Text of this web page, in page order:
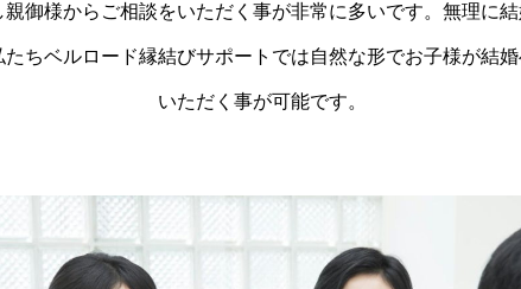
御様からご相談をいただく事が非常に多いです。無理に
ちベルロード縁結びサポートでは自然な形でお子様が結
いただく事が可能です。